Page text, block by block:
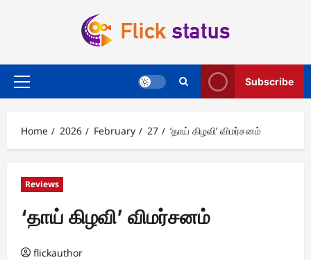
Primary
Subscribe
Home 2026 February 27 ‘தாய் கிழவி’ விமர்சனம்
Reviews
‘தாய் கிழவி’ விமர்சனம்
flickauthor